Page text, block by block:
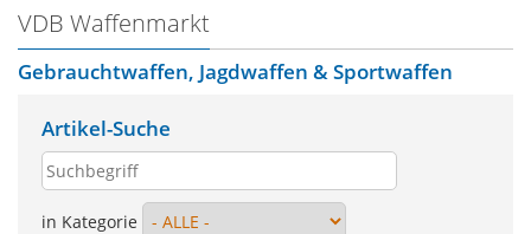
VDB Waffenmarkt
Gebrauchtwaffen, Jagdwaffen & Sportwaffen
Artikel-Suche
in Kategorie